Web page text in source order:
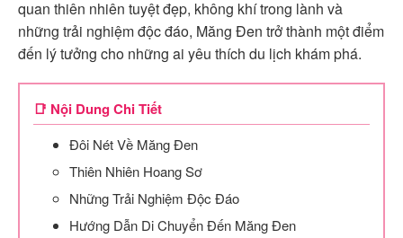
quan thiên nhiên tuyệt đẹp, không khí trong lành và
những trải nghiệm độc đáo, Măng Đen trở thành một điểm
đến lý tưởng cho những ai yêu thích du lịch khám phá.
📑 Nội Dung Chi Tiết
Đôi Nét Về Măng Đen
Thiên Nhiên Hoang Sơ
Những Trải Nghiệm Độc Đáo
Hướng Dẫn Di Chuyển Đến Măng Đen